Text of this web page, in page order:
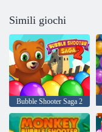
Simili giochi
Bubble Shooter Saga 2